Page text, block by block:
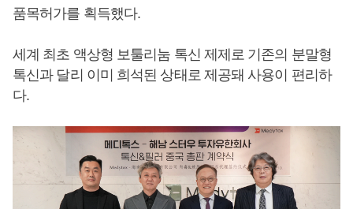
품목허가를 획득했다.
세계 최초 액상형 보툴리눔 톡신 제제로 기존의 분말형
톡신과 달리 이미 희석된 상태로 제공돼 사용이 편리하
다.